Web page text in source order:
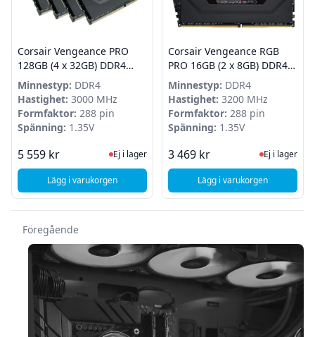
Corsair Vengeance PRO
128GB (4 x 32GB) DDR4
3000MHz - Black RGB
Minnestyp: DDR4
Hastighet: 3000 MHz
Formfaktor: 288 pin
Spänning: 1.35V
5 559 kr Ej i lager, besök produktsidan för
Ej i lager
Lägg i varukorgen, Corsair Vengeance PRO 128GB (4 x 32GB) DDR4
Corsair Vengeance RGB
PRO 16GB (2 x 8GB) DDR4
3200MHz - Black
Minnestyp: DDR4
Hastighet: 3200 MHz
Formfaktor: 288 pin
Spänning: 1.35V
3 469 kr Ej i lager,
Ej i lager
Lägg i varukorgen, Corsair Vengeance
Föregående